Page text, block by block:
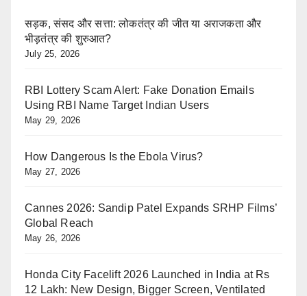
सड़क, संसद और सत्ता: लोकतंत्र की जीत या अराजकता और
भीड़तंत्र की शुरुआत?
July 25, 2026
RBI Lottery Scam Alert: Fake Donation Emails
Using RBI Name Target Indian Users
May 29, 2026
How Dangerous Is the Ebola Virus?
May 27, 2026
Cannes 2026: Sandip Patel Expands SRHP Films’
Global Reach
May 26, 2026
Honda City Facelift 2026 Launched in India at Rs
12 Lakh: New Design, Bigger Screen, Ventilated